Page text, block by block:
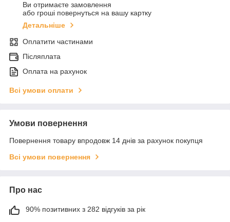
Ви отримаєте замовлення
або гроші повернуться на вашу картку
Детальніше
Оплатити частинами
Післяплата
Оплата на рахунок
Всі умови оплати
Умови повернення
Повернення товару впродовж 14 днів за рахунок покупця
Всі умови повернення
Про нас
90% позитивних з 282 відгуків за рік